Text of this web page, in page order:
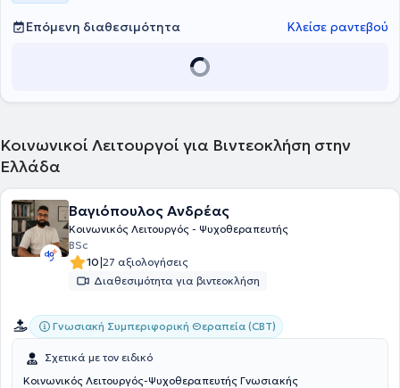
Επόμενη διαθεσιμότητα Κλείσε ραντεβού
Κοινωνικοί Λειτουργοί για Βιντεοκλήση στην
Ελλάδα
Βαγιόπουλος Ανδρέας
Κοινωνικός Λειτουργός - Ψυχοθεραπευτής
BSc
10|27 αξιολογήσεις
Διαθεσιμότητα για βιντεοκλήση
Γνωσιακή Συμπεριφορική Θεραπεία (CBT)
Σχετικά με τον ειδικό
Κοινωνικός Λειτουργός-Ψυχοθεραπευτής Γνωσιακής